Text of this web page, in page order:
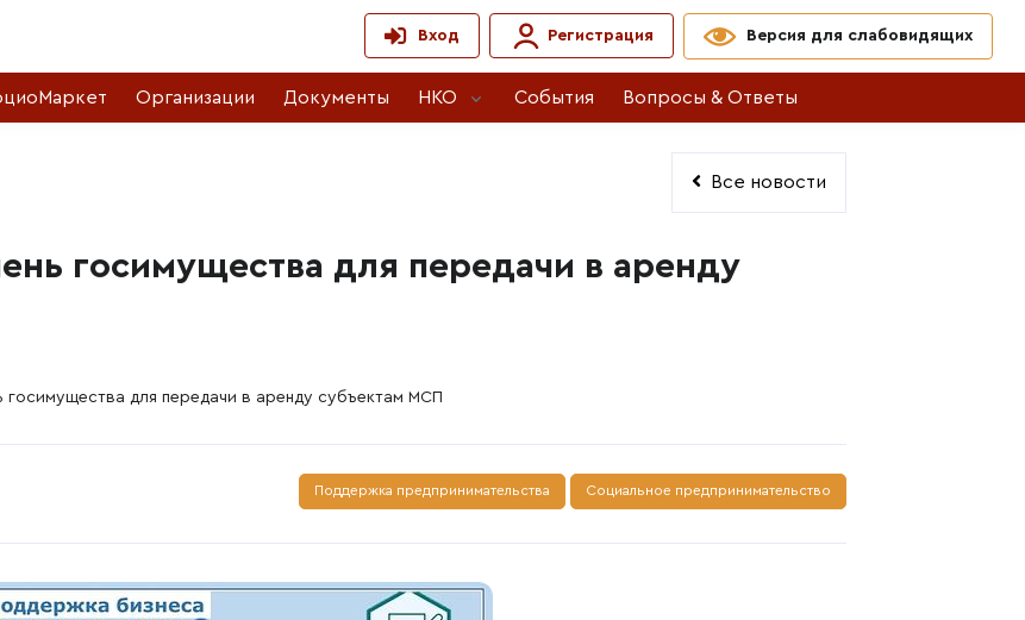
Вход Регистрация Версия для слабовидящих
Организации Документы НКО События Вопросы & Ответы
Все новости
госимущества для передачи в аренду
госимущества для передачи в аренду субъектам МСП
Поддержка предпринимательства Социальное предпринимательство